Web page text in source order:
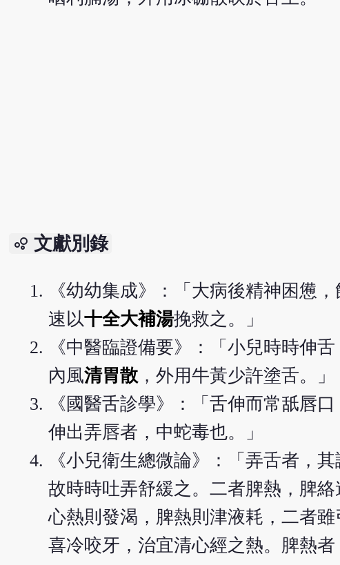
bubble_chart 文獻別錄
《幼幼集成》：「大病後精神困憊
速以十全大補湯挽救之。」
《中醫臨證備要》：「小兒時時伸
內風清胃散，外用牛黃少許塗舌。」
《國醫舌診學》：「舌伸而常舐唇
伸出弄唇者，中蛇毒也。」
《小兒衛生總微論》：「弄舌者，
故時時吐弄舒緩之。二者脾熱，脾
心熱則發渴，脾熱則津液耗，二者
喜冷咬牙，治宜清心經之熱。脾熱